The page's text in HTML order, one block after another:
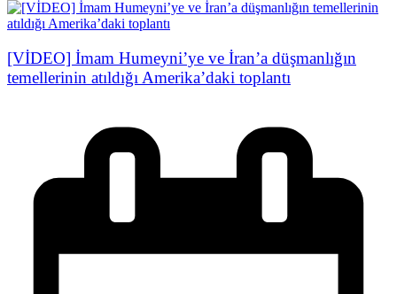
[VİDEO] İmam Humeyni’ye ve İran’a düşmanlığın
temellerinin atıldığı Amerika’daki toplantı